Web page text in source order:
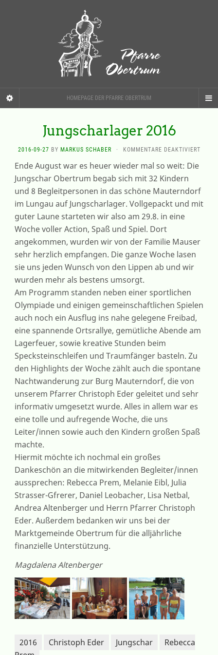
HOMEPAGE DER PFARRE OBERTRUM
Jungscharlager 2016
2016-09-27 BY MARKUS SCHABER · KOMMENTARE DEAKTIVIERTFÜR
Ende August war es heuer wieder mal so weit: Die
Jungschar Obertrum begab sich mit 32 Kindern
und 8 Begleitpersonen in das schöne Mauterndorf
im Lungau auf Jungscharlager. Vollgepackt und mit
guter Laune starteten wir also am 29.8. in eine
Woche voller Action, Spaß und Spiel. Dort
angekommen, wurden wir von der Familie Mauser
sehr herzlich empfangen. Die ganze Woche lasen
sie uns jeden Wunsch von den Lippen ab und wir
wurden mehr als bestens umsorgt.
Am Programm standen neben einer sportlichen
Olympiade und einigen gemeinschaftlichen Spielen
auch noch ein Ausflug ins nahe gelegene Freibad,
eine spannende Ortsrallye, gemütliche Abende am
Lagerfeuer, sowie kreative Stunden beim
Specksteinschleifen und Traumfänger basteln. Zu
den Highlights der Woche zählt auch die spontane
Nachtwanderung zur Burg Mauterndorf, die von
unserem Pfarrer Christoph Eder geleitet und sehr
informativ umgesetzt wurde. Alles in allem war es
eine tolle und aufregende Woche, die uns
Leiter/innen sowie auch den Kindern großen Spaß
machte.
Hiermit möchte ich nochmal ein großes
Dankeschön an die mitwirkenden Begleiter/innen
aussprechen: Rebecca Prem, Melanie Eibl, Julia
Strasser-Gfrerer, Daniel Leobacher, Lisa Netbal,
Andrea Altenberger und Herrn Pfarrer Christoph
Eder. Außerdem bedanken wir uns bei der
Marktgemeinde Obertrum für die alljährliche
finanzielle Unterstützung.
Magdalena Altenberger
2016 Christoph Eder Jungschar
Rebecca